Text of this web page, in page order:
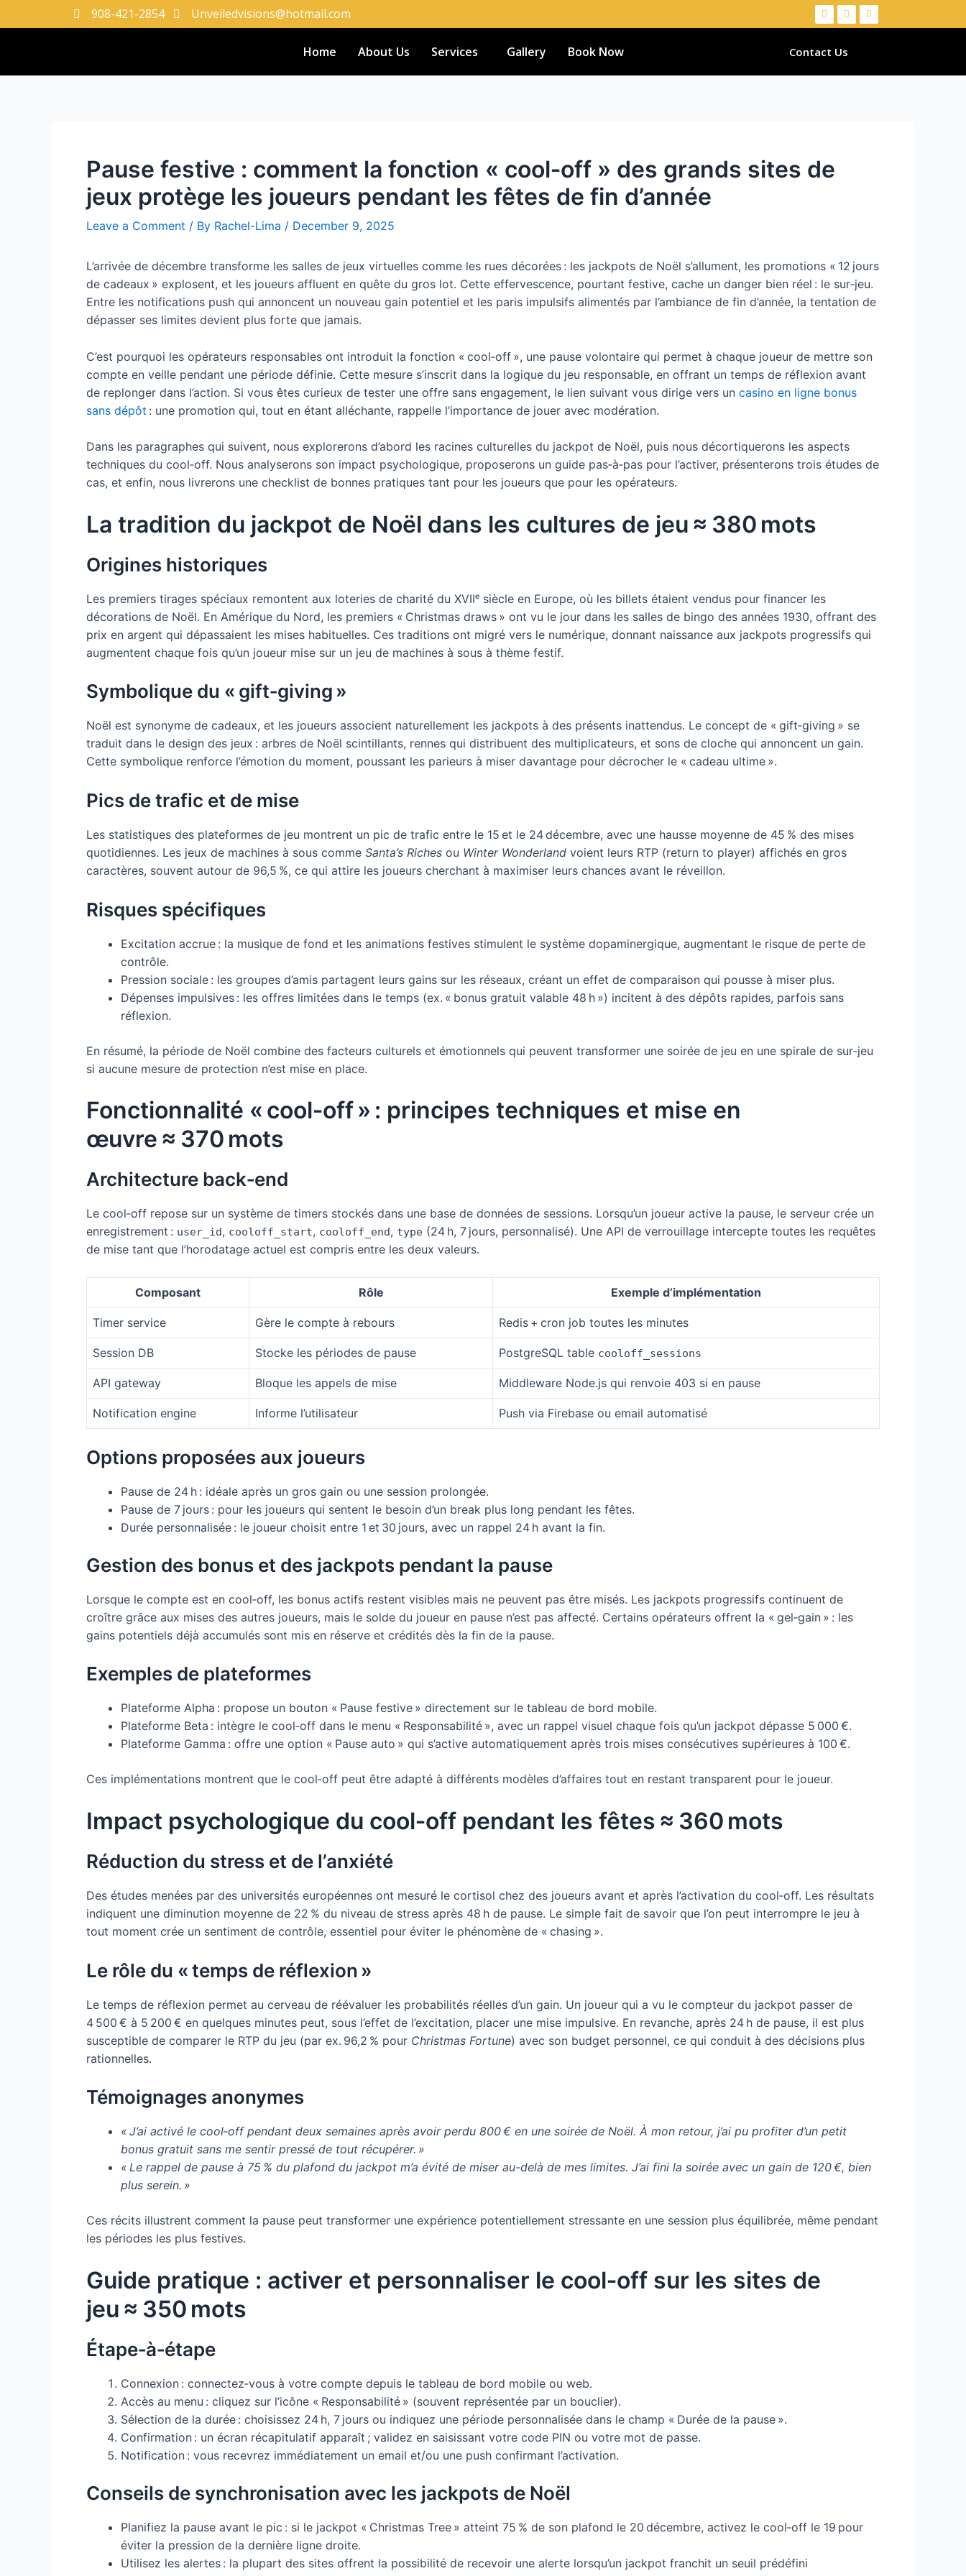
908-421-2854 Unveiledvisions@hotmail.com
Home About Us Services Gallery Book Now Contact Us
Pause festive : comment la fonction « cool‑off » des grands sites de
jeux protège les joueurs pendant les fêtes de fin d’année
Leave a Comment / By Rachel-Lima / December 9, 2025
L’arrivée de décembre transforme les salles de jeux virtuelles comme les rues décorées : les jackpots de Noël s’allument, les promotions « 12 jours
de cadeaux » explosent, et les joueurs affluent en quête du gros lot. Cette effervescence, pourtant festive, cache un danger bien réel : le sur‑jeu.
Entre les notifications push qui annoncent un nouveau gain potentiel et les paris impulsifs alimentés par l’ambiance de fin d’année, la tentation de
dépasser ses limites devient plus forte que jamais.
C’est pourquoi les opérateurs responsables ont introduit la fonction « cool‑off », une pause volontaire qui permet à chaque joueur de mettre son
compte en veille pendant une période définie. Cette mesure s’inscrit dans la logique du jeu responsable, en offrant un temps de réflexion avant
de replonger dans l’action. Si vous êtes curieux de tester une offre sans engagement, le lien suivant vous dirige vers un casino en ligne bonus
sans dépôt : une promotion qui, tout en étant alléchante, rappelle l’importance de jouer avec modération.
Dans les paragraphes qui suivent, nous explorerons d’abord les racines culturelles du jackpot de Noël, puis nous décortiquerons les aspects
techniques du cool‑off. Nous analyserons son impact psychologique, proposerons un guide pas‑à‑pas pour l’activer, présenterons trois études de
cas, et enfin, nous livrerons une checklist de bonnes pratiques tant pour les joueurs que pour les opérateurs.
La tradition du jackpot de Noël dans les cultures de jeu ≈ 380 mots
Origines historiques
Les premiers tirages spéciaux remontent aux loteries de charité du XVIIᵉ siècle en Europe, où les billets étaient vendus pour financer les
décorations de Noël. En Amérique du Nord, les premiers « Christmas draws » ont vu le jour dans les salles de bingo des années 1930, offrant des
prix en argent qui dépassaient les mises habituelles. Ces traditions ont migré vers le numérique, donnant naissance aux jackpots progressifs qui
augmentent chaque fois qu’un joueur mise sur un jeu de machines à sous à thème festif.
Symbolique du « gift‑giving »
Noël est synonyme de cadeaux, et les joueurs associent naturellement les jackpots à des présents inattendus. Le concept de « gift‑giving » se
traduit dans le design des jeux : arbres de Noël scintillants, rennes qui distribuent des multiplicateurs, et sons de cloche qui annoncent un gain.
Cette symbolique renforce l’émotion du moment, poussant les parieurs à miser davantage pour décrocher le « cadeau ultime ».
Pics de trafic et de mise
Les statistiques des plateformes de jeu montrent un pic de trafic entre le 15 et le 24 décembre, avec une hausse moyenne de 45 % des mises
quotidiennes. Les jeux de machines à sous comme Santa’s Riches ou Winter Wonderland voient leurs RTP (return to player) affichés en gros
caractères, souvent autour de 96,5 %, ce qui attire les joueurs cherchant à maximiser leurs chances avant le réveillon.
Risques spécifiques
Excitation accrue : la musique de fond et les animations festives stimulent le système dopaminergique, augmentant le risque de perte de
contrôle.
Pression sociale : les groupes d’amis partagent leurs gains sur les réseaux, créant un effet de comparaison qui pousse à miser plus.
Dépenses impulsives : les offres limitées dans le temps (ex. « bonus gratuit valable 48 h ») incitent à des dépôts rapides, parfois sans
réflexion.
En résumé, la période de Noël combine des facteurs culturels et émotionnels qui peuvent transformer une soirée de jeu en une spirale de sur‑jeu
si aucune mesure de protection n’est mise en place.
Fonctionnalité « cool‑off » : principes techniques et mise en
œuvre ≈ 370 mots
Architecture back‑end
Le cool‑off repose sur un système de timers stockés dans une base de données de sessions. Lorsqu’un joueur active la pause, le serveur crée un
enregistrement : user_id, cooloff_start, cooloff_end, type (24 h, 7 jours, personnalisé). Une API de verrouillage intercepte toutes les requêtes
de mise tant que l’horodatage actuel est compris entre les deux valeurs.
Composant Rôle Exemple d’implémentation
Timer service Gère le compte à rebours Redis + cron job toutes les minutes
Session DB Stocke les périodes de pause PostgreSQL table cooloff_sessions
API gateway Bloque les appels de mise Middleware Node.js qui renvoie 403 si en pause
Notification engine Informe l’utilisateur Push via Firebase ou email automatisé
Options proposées aux joueurs
Pause de 24 h : idéale après un gros gain ou une session prolongée.
Pause de 7 jours : pour les joueurs qui sentent le besoin d’un break plus long pendant les fêtes.
Durée personnalisée : le joueur choisit entre 1 et 30 jours, avec un rappel 24 h avant la fin.
Gestion des bonus et des jackpots pendant la pause
Lorsque le compte est en cool‑off, les bonus actifs restent visibles mais ne peuvent pas être misés. Les jackpots progressifs continuent de
croître grâce aux mises des autres joueurs, mais le solde du joueur en pause n’est pas affecté. Certains opérateurs offrent la « gel‑gain » : les
gains potentiels déjà accumulés sont mis en réserve et crédités dès la fin de la pause.
Exemples de plateformes
Plateforme Alpha : propose un bouton « Pause festive » directement sur le tableau de bord mobile.
Plateforme Beta : intègre le cool‑off dans le menu « Responsabilité », avec un rappel visuel chaque fois qu’un jackpot dépasse 5 000 €.
Plateforme Gamma : offre une option « Pause auto » qui s’active automatiquement après trois mises consécutives supérieures à 100 €.
Ces implémentations montrent que le cool‑off peut être adapté à différents modèles d’affaires tout en restant transparent pour le joueur.
Impact psychologique du cool‑off pendant les fêtes ≈ 360 mots
Réduction du stress et de l’anxiété
Des études menées par des universités européennes ont mesuré le cortisol chez des joueurs avant et après l’activation du cool‑off. Les résultats
indiquent une diminution moyenne de 22 % du niveau de stress après 48 h de pause. Le simple fait de savoir que l’on peut interrompre le jeu à
tout moment crée un sentiment de contrôle, essentiel pour éviter le phénomène de « chasing ».
Le rôle du « temps de réflexion »
Le temps de réflexion permet au cerveau de réévaluer les probabilités réelles d’un gain. Un joueur qui a vu le compteur du jackpot passer de
4 500 € à 5 200 € en quelques minutes peut, sous l’effet de l’excitation, placer une mise impulsive. En revanche, après 24 h de pause, il est plus
susceptible de comparer le RTP du jeu (par ex. 96,2 % pour Christmas Fortune) avec son budget personnel, ce qui conduit à des décisions plus
rationnelles.
Témoignages anonymes
« J’ai activé le cool‑off pendant deux semaines après avoir perdu 800 € en une soirée de Noël. À mon retour, j’ai pu profiter d’un petit
bonus gratuit sans me sentir pressé de tout récupérer. »
« Le rappel de pause à 75 % du plafond du jackpot m’a évité de miser au-delà de mes limites. J’ai fini la soirée avec un gain de 120 €, bien
plus serein. »
Ces récits illustrent comment la pause peut transformer une expérience potentiellement stressante en une session plus équilibrée, même pendant
les périodes les plus festives.
Guide pratique : activer et personnaliser le cool‑off sur les sites de
jeu ≈ 350 mots
Étape‑à‑étape
Connexion : connectez‑vous à votre compte depuis le tableau de bord mobile ou web.
Accès au menu : cliquez sur l’icône « Responsabilité » (souvent représentée par un bouclier).
Sélection de la durée : choisissez 24 h, 7 jours ou indiquez une période personnalisée dans le champ « Durée de la pause ».
Confirmation : un écran récapitulatif apparaît ; validez en saisissant votre code PIN ou votre mot de passe.
Notification : vous recevrez immédiatement un email et/ou une push confirmant l’activation.
Conseils de synchronisation avec les jackpots de Noël
Planifiez la pause avant le pic : si le jackpot « Christmas Tree » atteint 75 % de son plafond le 20 décembre, activez le cool‑off le 19 pour
éviter la pression de la dernière ligne droite.
Utilisez les alertes : la plupart des sites offrent la possibilité de recevoir une alerte lorsqu’un jackpot franchit un seuil prédéfini